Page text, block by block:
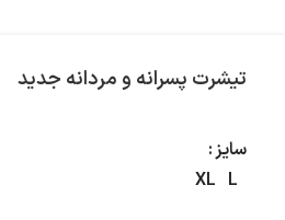
تیشرت پسرانه و مردانه جدید
سایز
L
XL